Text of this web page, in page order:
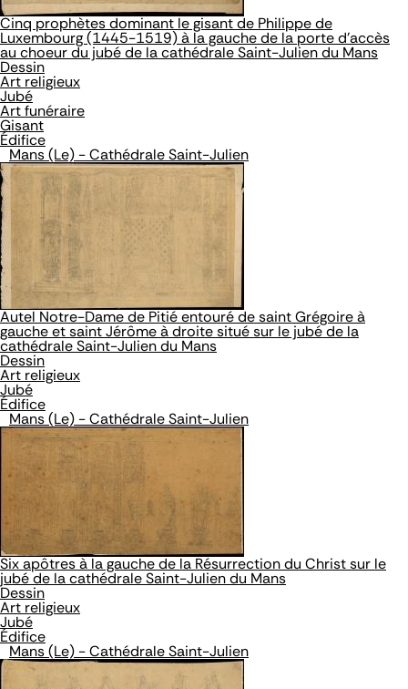
Cinq prophètes dominant le gisant de Philippe de
Luxembourg (1445-1519) à la gauche de la porte d'accès
au choeur du jubé de la cathédrale Saint-Julien du Mans
Dessin
Art religieux
Jubé
Art funéraire
Gisant
Édifice
Mans (Le) - Cathédrale Saint-Julien
Autel Notre-Dame de Pitié entouré de saint Grégoire à
gauche et saint Jérôme à droite situé sur le jubé de la
cathédrale Saint-Julien du Mans
Dessin
Art religieux
Jubé
Édifice
Mans (Le) - Cathédrale Saint-Julien
Six apôtres à la gauche de la Résurrection du Christ sur le
jubé de la cathédrale Saint-Julien du Mans
Dessin
Art religieux
Jubé
Édifice
Mans (Le) - Cathédrale Saint-Julien